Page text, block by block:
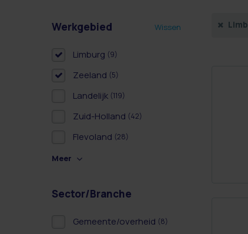
Werkgebied Wissen
Limburg (9)
Zeeland (5)
Landelijk (119)
Zuid-Holland (42)
Flevoland (28)
Meer
Sector/Branche
Gemeente/overheid (8)